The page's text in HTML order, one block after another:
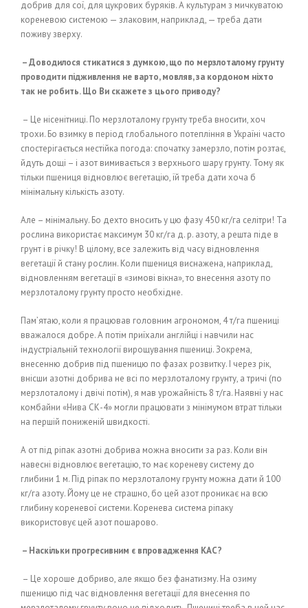
добрив для сої, для цукрових буряків. А культурам з мичкуватою
кореневою системою — злаковим, наприклад, — треба дати
поживу зверху.
– Доводилося стикатися з думкою, що по мерзлоталому грунту
проводити підживлення не варто, мовляв, за кордоном ніхто
так не робить. Що Ви скажете з цього приводу?
– Це нісенітниці. По мерзлоталому грунту треба вносити, хоч
трохи. Бо взимку в період глобального потепління в Україні часто
спостерігається нестійка погода: спочатку замерзло, потім розтає,
йдуть дощі – і азот вимивається з верхнього шару грунту. Тому як
тільки пшениця відновлює вегетацію, їй треба дати хоча б
мінімальну кількість азоту.
Але – мінімальну. Бо дехто вносить у цю фазу 450 кг/га селітри! Та
рослина використає максимум 30 кг/га д. р. азоту, а решта піде в
грунт і в річку! В цілому, все залежить від часу відновлення
вегетації й стану рослин. Коли пшениця виснажена, наприклад,
відновленням вегетації в «зимові вікна», то внесення азоту по
мерзлоталому грунту просто необхідне.
Пам’ятаю, коли я працював головним агрономом, 4 т/га пшениці
вважалося добре. А потім приїхали англійці і навчили нас
індустріальній технології вирощування пшениці. Зокрема,
внесенню добрив під пшеницю по фазах розвитку. І через рік,
внісши азотні добрива не всі по мерзлоталому грунту, а тричі (по
мерзлоталому і двічі потім), я мав урожайність 8 т/га. Наявні у нас
комбайни «Нива СК-4» могли працювати з мінімумом втрат тільки
на першій пониженій швидкості.
А от під ріпак азотні добрива можна вносити за раз. Коли він
навесні відновлює вегетацію, то має кореневу систему до
глибини 1 м. Під ріпак по мерзлоталому грунту можна дати й 100
кг/га азоту. Йому це не страшно, бо цей азот проникає на всю
глибину кореневої системи. Коренева система ріпаку
використовує цей азот пошарово.
– Наскільки прогресивним є впровадження КАС?
– Це хороше добриво, але якщо без фанатизму. На озиму
пшеницю під час відновлення вегетації для внесення по